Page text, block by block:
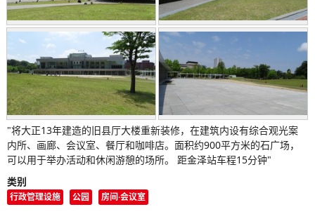
"将大正13年建造的旧县厅大楼重新装修，在建筑内设有综合观光案
内所、画廊、会议室、餐厅和咖啡店。面积约900平方米的石广场，
可以用于举办活动和休闲游憩的场所。 距金泽站车程15分钟"
类别
行政管理设施 公园 房间·会议室